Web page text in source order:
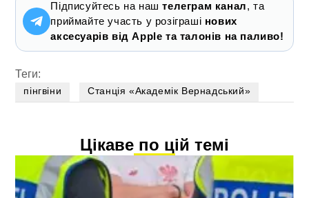
Підписуйтесь на наштелеграм канал, та
приймайте участь у розіграші нових
аксесуарів від Apple та талонів на паливо!
Теги:
пінгвіни Станція «Академік Вернадський»
Цікаве по цій темі